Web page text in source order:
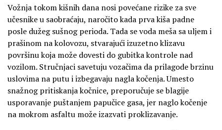
Vožnja tokom kišnih dana nosi povećane rizike za sve
učesnike u saobraćaju, naročito kada prva kiša padne
posle dužeg sušnog perioda. Tada se voda meša sa uljem i
prašinom na kolovozu, stvarajući izuzetno klizavu
površinu koja može dovesti do gubitka kontrole nad
vozilom. Stručnjaci savetuju vozačima da prilagode brzinu
uslovima na putu i izbegavaju nagla kočenja. Umesto
snažnog pritiskanja kočnice, preporučuje se blagije
usporavanje puštanjem papučice gasa, jer naglo kočenje
na mokrom asfaltu može izazvati proklizavanje.